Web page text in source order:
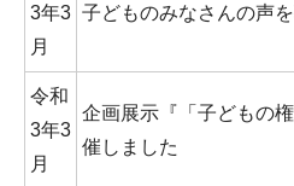
3年3
月
子どものみなさんの声
令和
3年3
月
企画展示『「子どもの
催しました